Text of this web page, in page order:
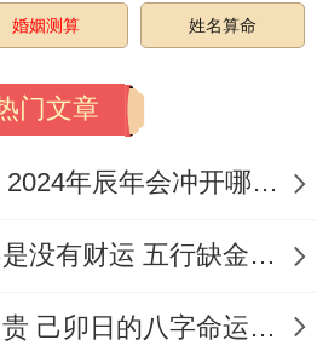
期三 农历腊月初十 乙巳
日值神为金匮，建除十
财宝吉神，除日除旧迎
财运与崭新气象？此日冲
！此日值神为玉堂，建
婚姻测算 姓名算命
门文章
2024辰冲开财库，2024年辰年会冲开哪些人的财库
五行缺金的人是不是没有财运 五行缺金的人命运好不好
己卯日生人八字富贵 己卯日的八字命运如何